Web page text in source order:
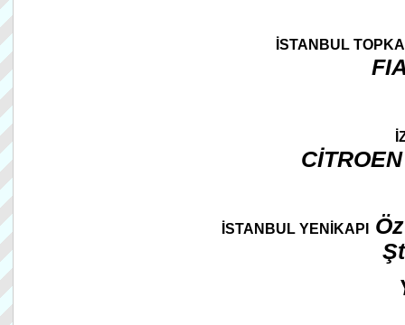
İSTANBUL
İSTANBUL YENİKAPI